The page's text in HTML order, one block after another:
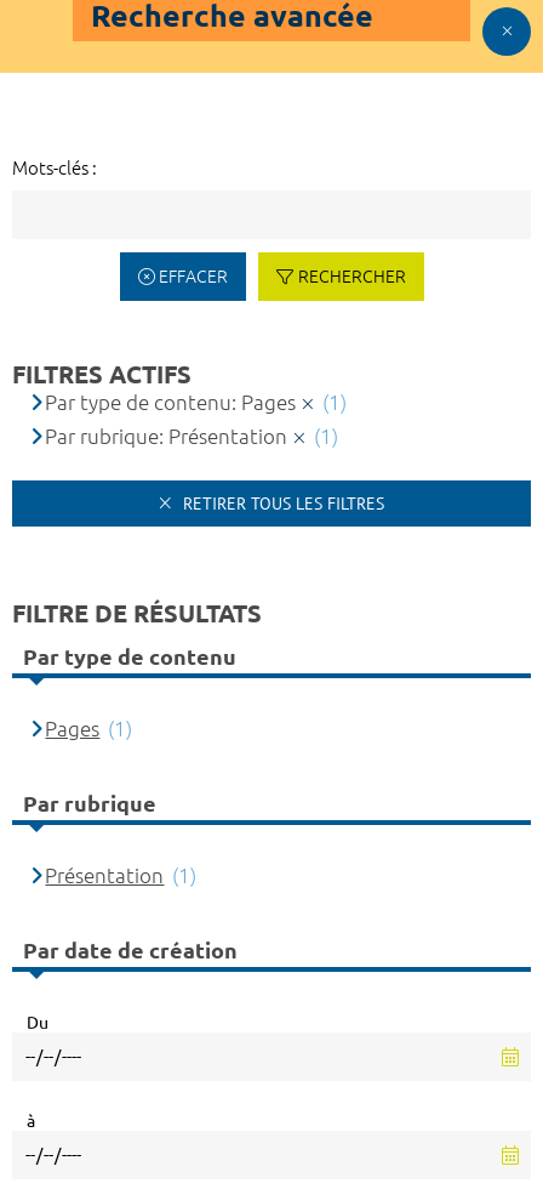
Recherche avancée
Mots-clés :
EFFACER RECHERCHER
FILTRES ACTIFS
Par type de contenu: Pages
(1)
Par rubrique: Présentation
(1)
RETIRER TOUS LES FILTRES
FILTRE DE RÉSULTATS
Par type de contenu
Pages (1)
Par rubrique
Présentation (1)
Par date de création
Du
à